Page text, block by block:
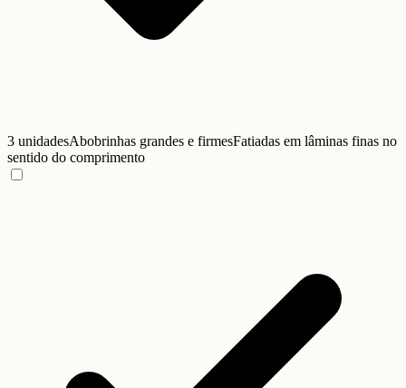
3 unidadesAbobrinhas grandes e firmesFatiadas em lâminas finas no
sentido do comprimento